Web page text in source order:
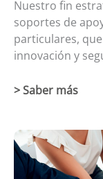
Nuestro fin
soportes de
particulares,
innovación y
> Saber más